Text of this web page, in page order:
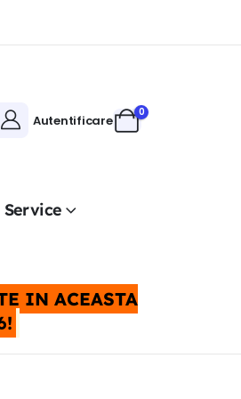
Autentificare
0
IN ACEASTA